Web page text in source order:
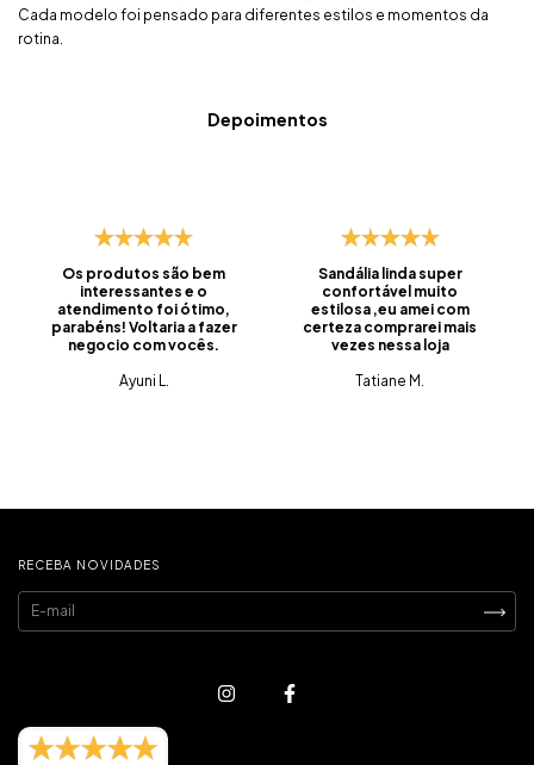
Cada modelo foi pensado para diferentes estilos e momentos da
rotina.
Depoimentos
Os produtos são bem
interessantes e o
atendimento foi ótimo,
parabéns! Voltaria a fazer
negocio com vocês.
Ayuni L.
Sandália linda super
confortável muito
estilosa ,eu amei com
certeza comprarei mais
vezes nessa loja
Tatiane M.
RECEBA NOVIDADES